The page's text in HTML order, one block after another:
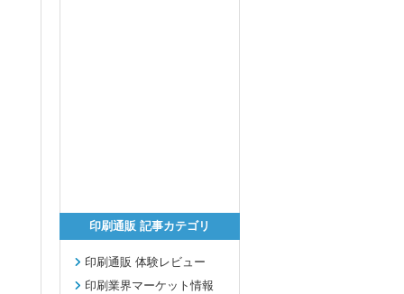
印刷通販 記事カテゴリ
印刷通販 体験レビュー
印刷業界マーケット情報